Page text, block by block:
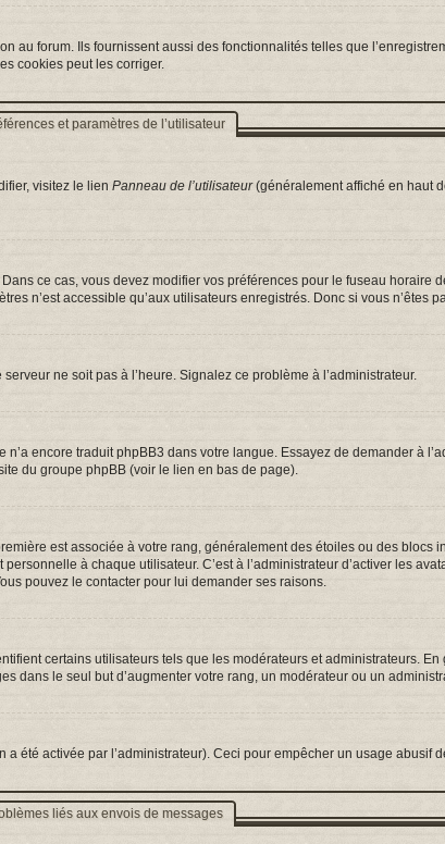
forum. Ils fournissent aussi des fonctionnalités telles que
cookies peut les corriger.
et paramètres de l’utilisateur
visitez le lien Panneau de l’utilisateur(généralement affiché en haut
ce cas, vous devez modifier vos préférences pour le fuseau horaire
n’est accessible qu’aux utilisateurs enregistrés. Donc si vous n’êtes
ne soit pas à l’heure. Signalez ce problème à l’administrateur.
encore traduit phpBB3 dans votre langue. Essayez de demander à
du groupe phpBB (voir le lien en bas de page).
est associée à votre rang, généralement des étoiles ou des
à chaque utilisateur. C’est à l’administrateur d’activer les
pouvez le contacter pour lui demander ses raisons.
certains utilisateurs tels que les modérateurs et administrateurs.
dans le seul but d’augmenter votre rang, un modérateur ou un
été activée par l’administrateur). Ceci pour empêcher un usage abusif
liés aux envois de messages